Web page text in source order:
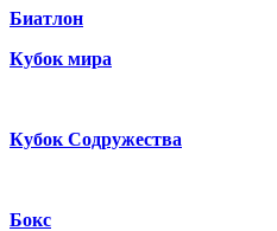
Биатлон
Кубок мира
Кубок Содружества
Бокс